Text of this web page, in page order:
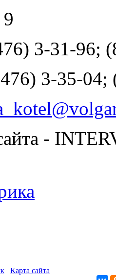
3-31-96;
3-35-04;
-
Карта сайта